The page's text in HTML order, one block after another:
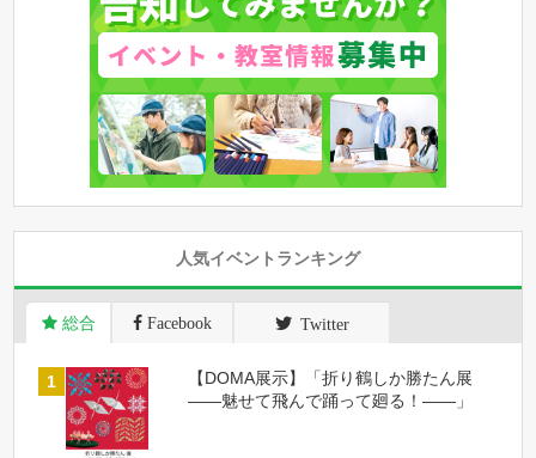
人気イベントランキング
総合 Facebook Twitter
【DOMA展示】「折り鶴しか勝たん展
――魅せて飛んで踊って廻る！――」